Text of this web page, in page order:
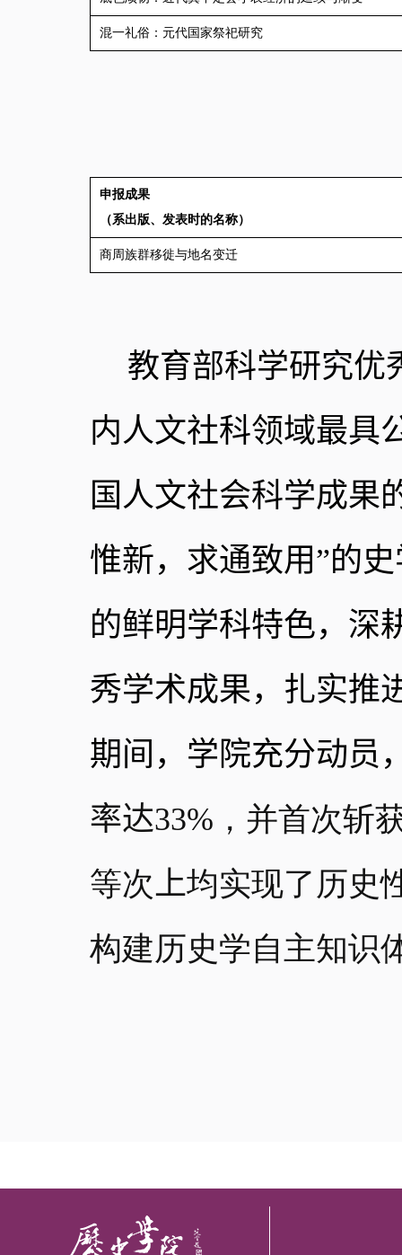
混一礼俗：元代国家祭祀研究
申报成果
（系出版、发表时的名称）
商周族群移徙与地名变迁
教育部科学研究优
内人文社科领域最具
国人文社会科学成果
惟新，求通致用”的
的鲜明学科特色，深
秀学术成果，扎实推
期间，学院充分动员
率达33% ，并首次斩
等次上均实现了历史
构建历史学自主知识